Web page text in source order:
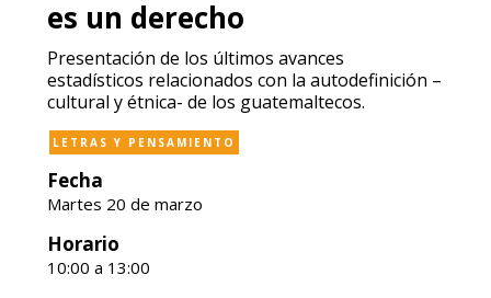
es un derecho
Presentación de los últimos avances
estadísticos relacionados con la autodefinición –
cultural y étnica- de los guatemaltecos.
LETRAS Y PENSAMIENTO
Fecha
Martes 20 de marzo
Horario
10:00 a 13:00